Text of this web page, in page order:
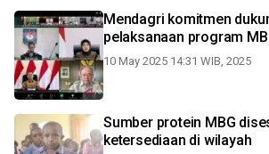
Mendagri komitmen
pelaksanaan program
10 May 2025 14:31 WIB, 2025
Sumber protein MBG
ketersediaan di wilayah